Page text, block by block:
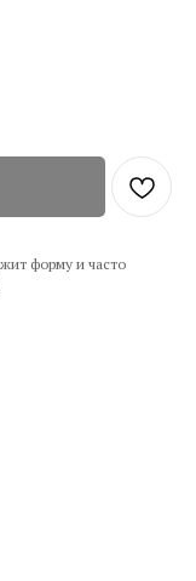
форму и часто